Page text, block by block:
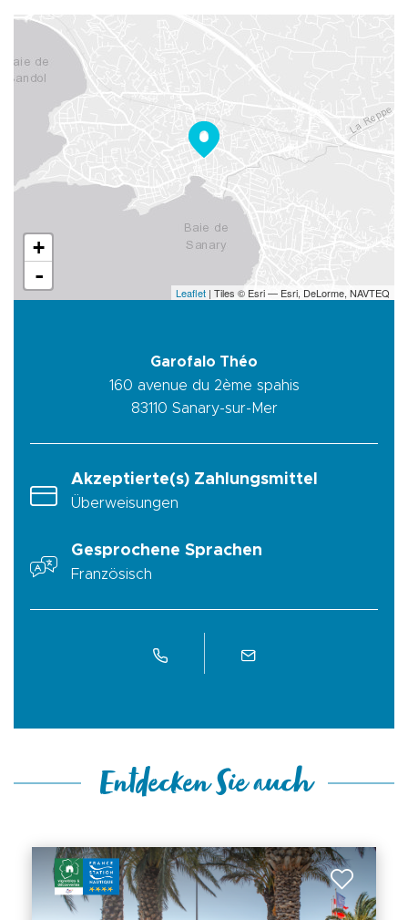
+
-
Leaflet | Tiles © Esri — Esri, DeLorme, NAVTEQ
Garofalo Théo
160 avenue du 2ème spahis
83110 Sanary-sur-Mer
Akzeptierte(s) Zahlungsmittel
Überweisungen
Gesprochene Sprachen
Französisch
Entdecken Sie auch